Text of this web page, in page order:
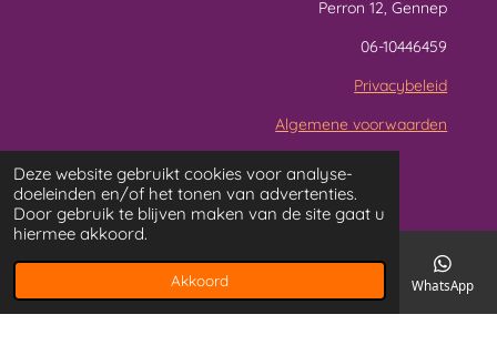
Deze website gebruikt cookies voor analyse-
doeleinden en/of het tonen van advertenties.
Door gebruik te blijven maken van de site gaat u
hiermee akkoord.
Akkoord
Perron 12, Gennep
06-10446459
Privacybeleid
Algemene voorwaarden
L
i
k
F
a
e
Foto's op deze site zijn gemaakt door Paul ten Broeke en
Fotomomentjes
Telefoonnummer WhatsApp